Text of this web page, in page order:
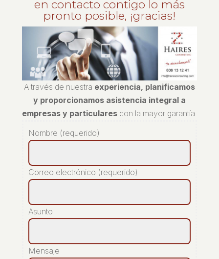
en contacto contigo lo más
pronto posible, ¡gracias!
A través de nuestra experiencia, planificamos
y proporcionamos asistencia integral a
empresas y particularescon la mayor garantía.
Nombre (requerido)
Correo electrónico (requerido)
Asunto
Mensaje